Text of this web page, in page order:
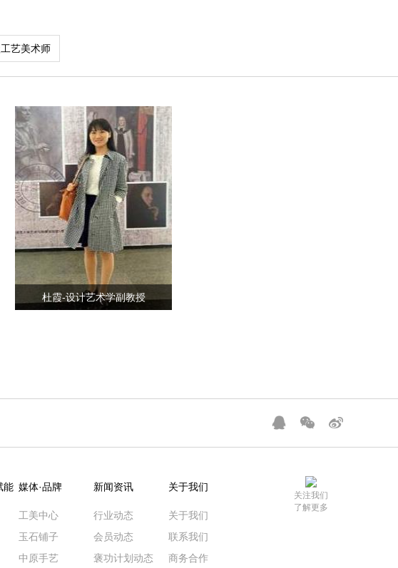
艺美术师
杜霞-设计艺术学副教授
能 媒体·品牌
工美中心
玉石铺子
中原手艺
新闻资讯
行业动态
会员动态
褒功计划动态
关于我们
关于我们
联系我们
商务合作
关注我们
了解更多